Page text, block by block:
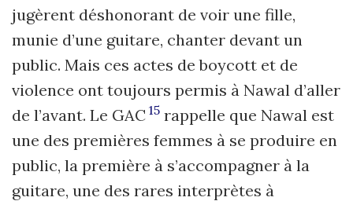
jugèrent déshonorant de voir une fille,
munie d’une guitare, chanter devant un
public. Mais ces actes de boycott et de
violence ont toujours permis à Nawal d’aller
de l’avant. Le GAC 15 rappelle que Nawal est
une des premières femmes à se produire en
public, la première à s’accompagner à la
guitare, une des rares interprètes à